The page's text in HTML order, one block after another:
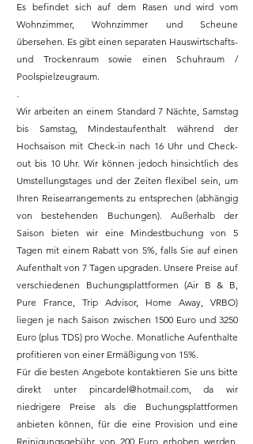
Es befindet sich auf dem Rasen und wird vom
Wohnzimmer, Wohnzimmer und Scheune
übersehen. Es gibt einen separaten Hauswirtschafts-
und Trockenraum sowie einen Schuhraum /
Poolspielzeugraum.
.
Wir arbeiten an einem Standard 7 Nächte, Samstag
bis Samstag, Mindestaufenthalt während der
Hochsaison mit Check-in nach 16 Uhr und Check-
out bis 10 Uhr. Wir können jedoch hinsichtlich des
Umstellungstages und der Zeiten flexibel sein, um
Ihren Reisearrangements zu entsprechen (abhängig
von bestehenden Buchungen). Außerhalb der
Saison bieten wir eine Mindestbuchung von 5
Tagen mit einem Rabatt von 5%, falls Sie auf einen
Aufenthalt von 7 Tagen upgraden. Unsere Preise auf
verschiedenen Buchungsplattformen (Air B & B,
Pure France, Trip Advisor, Home Away, VRBO)
liegen je nach Saison zwischen 1500 Euro und 3250
Euro (plus TDS) pro Woche. Monatliche Aufenthalte
profitieren von einer Ermäßigung von 15%.
Für die besten Angebote kontaktieren Sie uns bitte
direkt unter pincardel@hotmail.com, da wir
niedrigere Preise als die Buchungsplattformen
anbieten können, für die eine Provision und eine
Reinigungsgebühr von 200 Euro erhoben werden.